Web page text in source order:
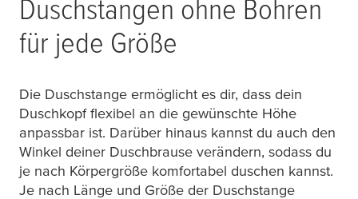
Duschstangen ohne Bohren
für jede Größe
Die Duschstange ermöglicht es dir, dass dein
Duschkopf flexibel an die gewünschte Höhe
anpassbar ist. Darüber hinaus kannst du auch den
Winkel deiner Duschbrause verändern, sodass du
je nach Körpergröße komfortabel duschen kannst.
Je nach Länge und Größe der Duschstange